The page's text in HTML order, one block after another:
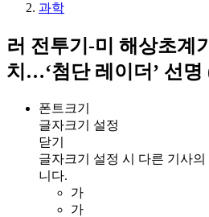
과학
러 전투기-미 해상초계
치…‘첨단 레이더’ 선명
폰트크기
글자크기 설정
닫기
글자크기 설정 시 다른 기사
니다.
가
가